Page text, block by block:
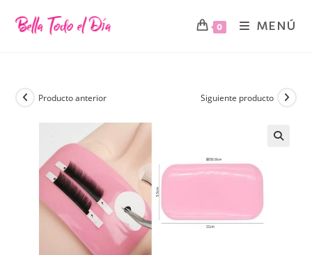
0 MENÚ
Producto anterior Siguiente producto